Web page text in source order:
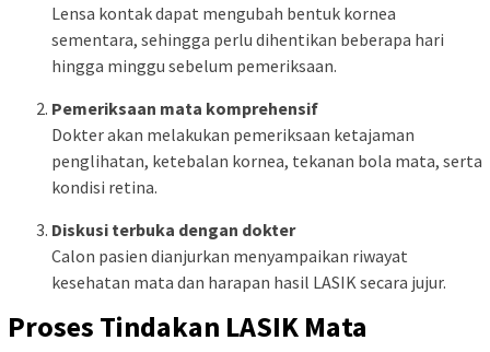
Lensa kontak dapat mengubah bentuk kornea
sementara, sehingga perlu dihentikan beberapa hari
hingga minggu sebelum pemeriksaan.
Pemeriksaan mata komprehensif
Dokter akan melakukan pemeriksaan ketajaman
penglihatan, ketebalan kornea, tekanan bola mata, serta
kondisi retina.
Diskusi terbuka dengan dokter
Calon pasien dianjurkan menyampaikan riwayat
kesehatan mata dan harapan hasil LASIK secara jujur.
Proses Tindakan LASIK Mata